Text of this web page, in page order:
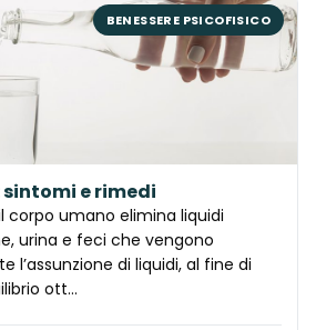
BENESSERE PSICOFISICO
e rimedi
umano elimina liquidi
urina e feci che vengono
l’assunzione di liquidi, al fine di
ott...